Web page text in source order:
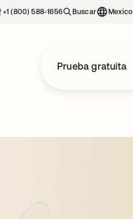
nueva
+1 (800) 588-1656 Buscar Mexico
Prueba gratuita